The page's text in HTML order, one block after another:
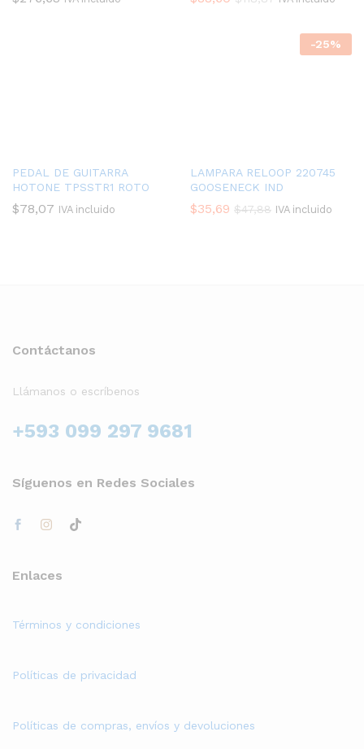
PEDAL DE GUITARRA
HOTONE TPSSTR1 ROTO
$78,07 IVA incluido
-25%
LAMPARA RELOOP 220745
GOOSENECK IND
$35,69 $47,88 IVA incluido
Contáctanos
Llámanos o escríbenos
+593 099 297 9681
Síguenos en Redes Sociales
Enlaces
Términos y condiciones
Políticas de privacidad
Políticas de compras, envíos y devoluciones